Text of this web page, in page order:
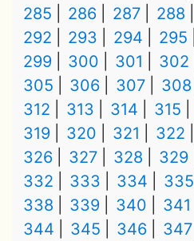
285
286 287 288
292
293 294 295
299
300 301 302
305
306 307 308
312
313 314 315
319
320 321 322
326
327 328 329
332
333 334 335
338
339 340 341
344
345 346 347